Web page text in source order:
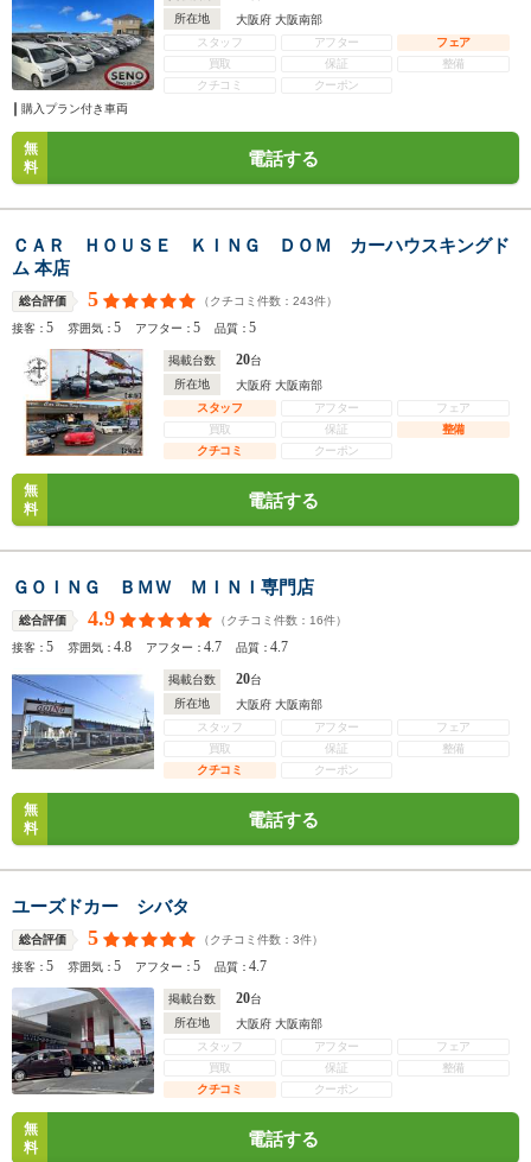
所在地
大阪府 大阪南部
スタッフ
アフター
フェア
買取
保証
整備
クチコミ
クーポン
購入プラン付き車両
無
料
電話する
ＣＡＲ ＨＯＵＳＥ ＫＩＮＧ ＤＯＭ カーハウスキングド
ム 本店
総合評価 5 （クチコミ件数： 243件）
接客：5 雰囲気：5 アフター：5 品質：5
掲載台数 20台
所在地
大阪府 大阪南部
スタッフ
アフター
フェア
買取
保証
整備
クチコミ
クーポン
無
料
電話する
ＧＯＩＮＧ ＢＭＷ ＭＩＮＩ専門店
総合評価 4.9 （クチコミ件数： 16件）
接客：5 雰囲気：4.8 アフター：4.7 品質：4.7
掲載台数 20台
所在地
大阪府 大阪南部
スタッフ
アフター
フェア
買取
保証
整備
クチコミ
クーポン
無
料
電話する
ユーズドカー シバタ
総合評価 5 （クチコミ件数： 3件）
接客：5 雰囲気：5 アフター：5 品質：4.7
掲載台数 20台
所在地
大阪府 大阪南部
スタッフ
アフター
フェア
買取
保証
整備
クチコミ
クーポン
無
料
電話する